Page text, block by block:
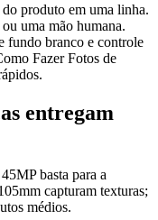
produto em uma linha.
uma mão humana.
fundo branco e controle
Fazer Fotos de
entregam
basta para a
capturam texturas;
médios.